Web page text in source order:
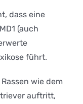
dass eine
(auch
führt.
wie dem
auftritt,